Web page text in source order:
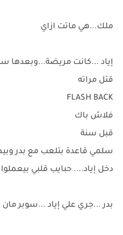
ملك...هي ماتت ازاي
إياد ...كانت مريضة...وبعدها
قتل مراته
FLASH BACK
فلاش باك
قبل سنة
سلمي قاعدة بتلعب مع بدر
دخل إياد.... حبايب قلبي بيعملوا
بدر ...جري علي إياد ...سوبر مان